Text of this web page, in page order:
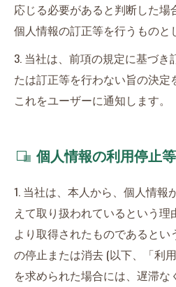
応じる必要があると判断した
個人情報の訂正等を行うものと
3. 当社は、前項の規定に基づき
たは訂正等を行わない旨の決定
これをユーザーに通知します。
個人情報の利用停止等
1. 当社は、本人から、個人情報
えて取り扱われているという
より取得されたものであると
の停止または消去 (以下、「利
を求められた場合には、遅滞な